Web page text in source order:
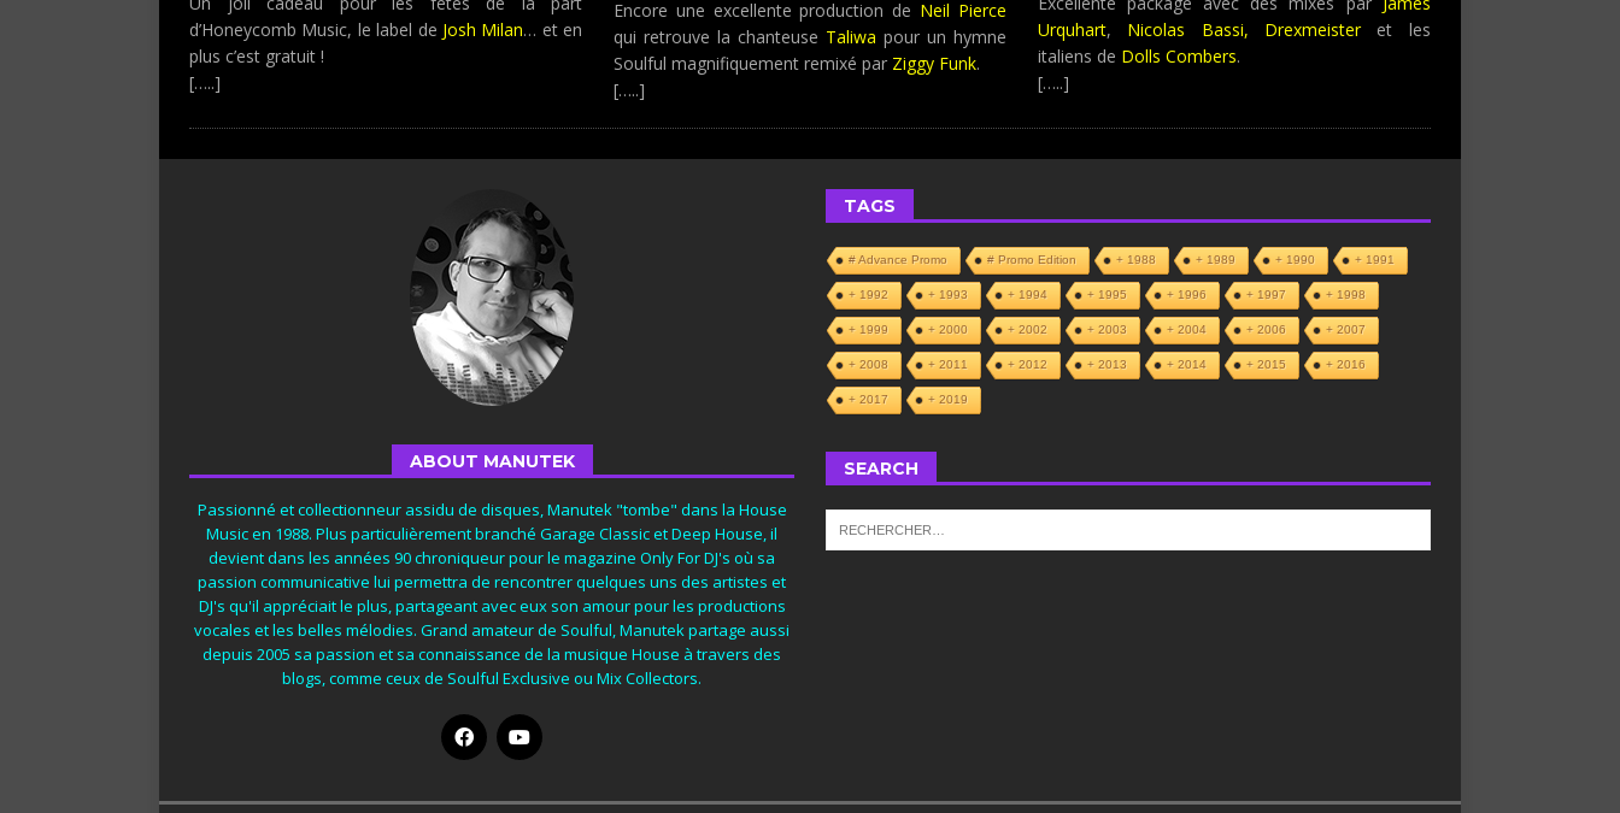
d’Honeycomb Music, le label de Josh Milan… et en
plus c’est gratuit !
[…..]
Encore une excellente production de Neil Pierce
qui retrouve la chanteuse Taliwa pour un hymne
Soulful magnifiquement remixé par Ziggy Funk.
[…..]
Urquhart, Nicolas Bassi, Drexmeisteret les
italiens de Dolls Combers.
[…..]
ABOUT MANUTEK
Passionné et collectionneur assidu de disques, Manutek "tombe" dans la House
Music en 1988. Plus particulièrement branché Garage Classic et Deep House, il
devient dans les années 90 chroniqueur pour le magazine Only For DJ's où sa
passion communicative lui permettra de rencontrer quelques uns des artistes et
DJ's qu'il appréciait le plus, partageant avec eux son amour pour les productions
vocales et les belles mélodies. Grand amateur de Soulful, Manutek partage aussi
depuis 2005 sa passion et sa connaissance de la musique House à travers des
blogs, comme ceux de Soulful Exclusive ou Mix Collectors.
TAGS
# Advance Promo # Promo Edition + 1988 + 1989 + 1990 + 1991
+ 1992 + 1993 + 1994 + 1995 + 1996 + 1997 + 1998
+ 1999 + 2000 + 2002 + 2003 + 2004 + 2006 + 2007
+ 2008 + 2011 + 2012 + 2013 + 2014 + 2015 + 2016
+ 2017 + 2019
SEARCH